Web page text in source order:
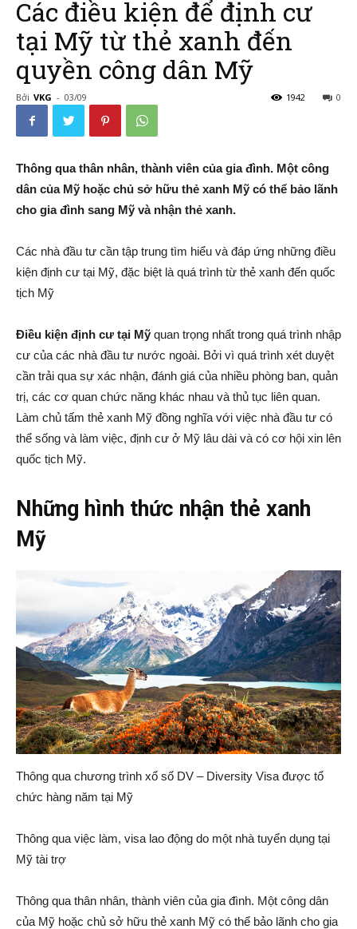
–
Đến
Mỹ
|
Member
Viking
Global
Các điều kiện để định cư
tại Mỹ từ thẻ xanh đến
quyền công dân Mỹ
Bởi VKG - 03/09 0
1942
Thông qua thân nhân, thành viên của gia đình. Một công
dân của Mỹ hoặc chủ sở hữu thẻ xanh Mỹ có thể bảo lãnh
cho gia đình sang Mỹ và nhận thẻ xanh.
Các nhà đầu tư cần tập trung tìm hiểu và đáp ứng những điều
kiện định cư tại Mỹ, đặc biệt là quá trình từ thẻ xanh đến quốc
tịch Mỹ
Điều kiện định cư tại Mỹ quan trọng nhất trong quá trình nhập
cư của các nhà đầu tư nước ngoài. Bởi vì quá trình xét duyệt
cần trải qua sự xác nhận, đánh giá của nhiều phòng ban, quản
trị, các cơ quan chức năng khác nhau và thủ tục liên quan.
Làm chủ tấm thẻ xanh Mỹ đồng nghĩa với việc nhà đầu tư có
thể sống và làm việc, định cư ở Mỹ lâu dài và có cơ hội xin lên
quốc tịch Mỹ.
Những hình thức nhận thẻ xanh
Mỹ
Thông qua chương trình xổ số DV – Diversity Visa được tổ
chức hàng năm tại Mỹ
Thông qua việc làm, visa lao động do một nhà tuyển dụng tại
Mỹ tài trợ
Thông qua thân nhân, thành viên của gia đình. Một công dân
của Mỹ hoặc chủ sở hữu thẻ xanh Mỹ có thể bảo lãnh cho gia